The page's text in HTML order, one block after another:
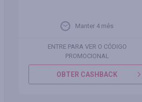
Manter 4 mês
ENTRE PARA VER O CÓDIGO
PROMOCIONAL
OBTER CASHBACK